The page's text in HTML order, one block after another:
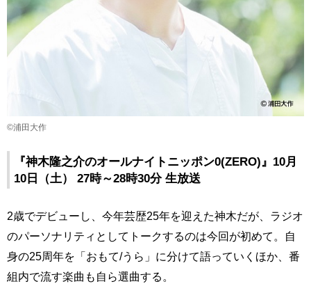
©浦田大作
『神木隆之介のオールナイトニッポン0(ZERO)』10月
10日（土） 27時～28時30分 生放送
2歳でデビューし、今年芸歴25年を迎えた神木だが、ラジオ
のパーソナリティとしてトークするのは今回が初めて。自
身の25周年を「おもて/うら」に分けて語っていくほか、番
組内で流す楽曲も自ら選曲する。